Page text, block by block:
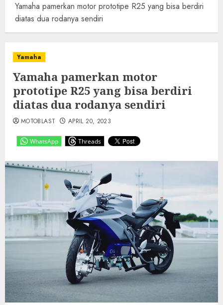
Yamaha pamerkan motor prototipe R25 yang bisa berdiri
diatas dua rodanya sendiri
Yamaha
Yamaha pamerkan motor
prototipe R25 yang bisa berdiri
diatas dua rodanya sendiri
WhatsApp Threads
MOTOBLAST APRIL 20, 2023